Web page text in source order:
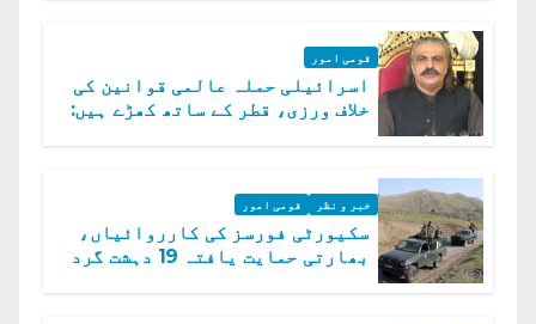
قومی امور
اسرائیلی حملہ عالمی قوانین کی
خلاف ورزی، قطر کے ساتھ کھڑے ہیں:
خبر و نظر قومی امور
سکیورٹی فورسز کی کارروائیاں،
بھارتی حمایت یافتہ 19 دہشت گرد